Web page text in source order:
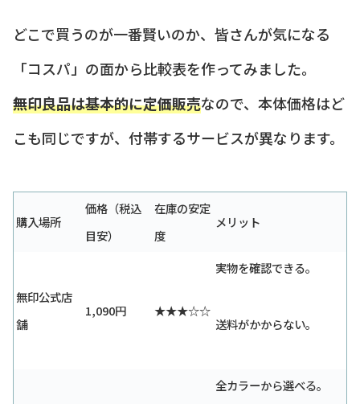
どこで買うのが一番賢いのか、皆さんが気になる
「コスパ」の面から比較表を作ってみました。
無印良品は基本的に定価販売なので、本体価格はど
こも同じですが、付帯するサービスが異なります。
購入場所
価格（税込
目安）
在庫の安定
度
メリット
無印公式店
舗
1,090円 ★★★☆☆
実物を確認できる。
送料がかからない。
全カラーから選べる。